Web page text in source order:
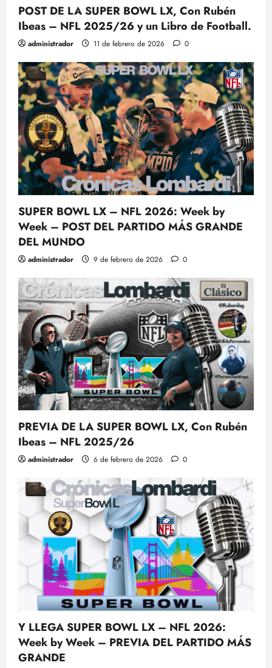
POST DE LA SUPER BOWL LX, Con Rubén
Ibeas – NFL 2025/26 y un Libro de Football.
administrador 11 de febrero de 2026 0
SUPER BOWL LX – NFL 2026: Week by
Week – POST DEL PARTIDO MÁS GRANDE
DEL MUNDO
administrador 9 de febrero de 2026 0
PREVIA DE LA SUPER BOWL LX, Con Rubén
Ibeas – NFL 2025/26
administrador 6 de febrero de 2026 0
Y LLEGA SUPER BOWL LX – NFL 2026:
Week by Week – PREVIA DEL PARTIDO MÁS
GRANDE